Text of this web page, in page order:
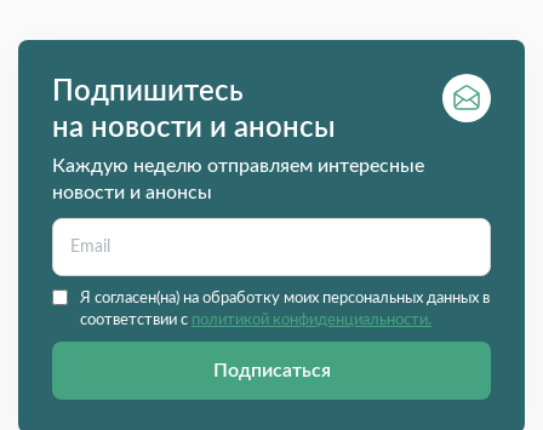
Подпишитесь
на новости и анонсы
Каждую неделю отправляем интересные
новости и анонсы
Я согласен(на) на обработку моих персональных данных в
соответствии с политикой конфиденциальности.
Подписаться